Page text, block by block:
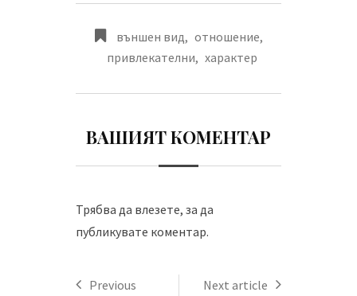
външен вид, отношение,
привлекателни, характер
ВАШИЯТ КОМЕНТАР
Трябва да влезете, за да
публикувате коментар.
Previous
Next article